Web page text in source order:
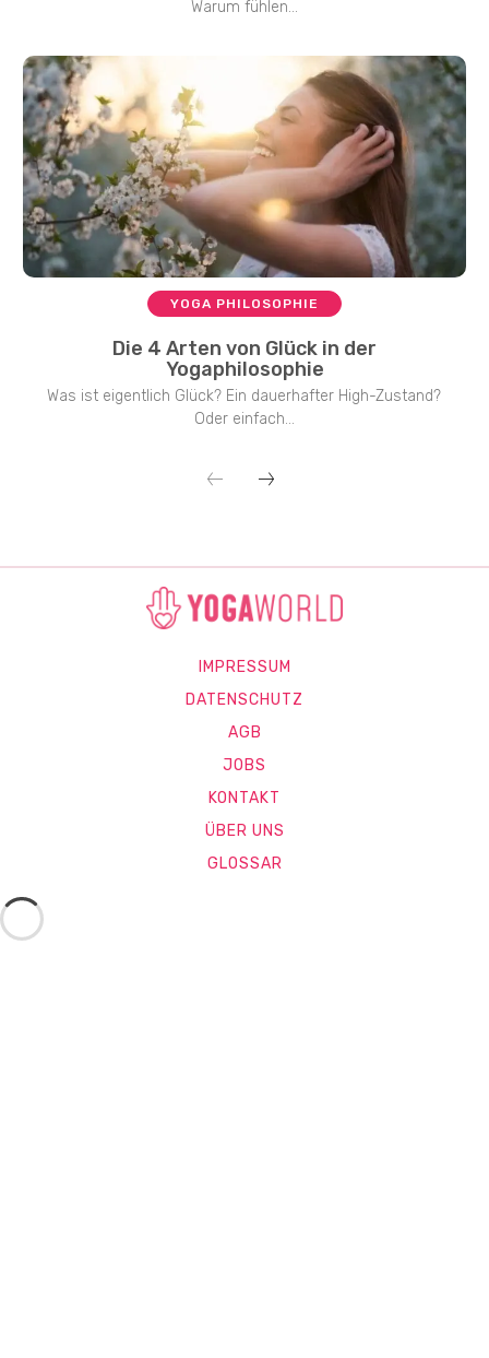
Warum fühlen...
YOGA PHILOSOPHIE
Die 4 Arten von Glück in der
Yogaphilosophie
Was ist eigentlich Glück? Ein dauerhafter High-Zustand?
Oder einfach...
IMPRESSUM
DATENSCHUTZ
AGB
JOBS
KONTAKT
ÜBER UNS
GLOSSAR